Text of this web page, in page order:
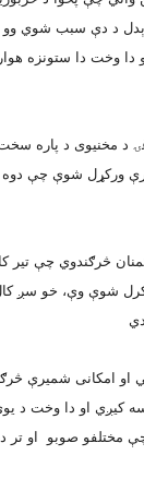
د دې سبب شوي
وخت دا ستونزه
د مخنيوى د پاره
ورکړل شوې چې دوه
نيسي او امکانى
ترلاسه کيږي او دا
مختلفو صوبو او تر